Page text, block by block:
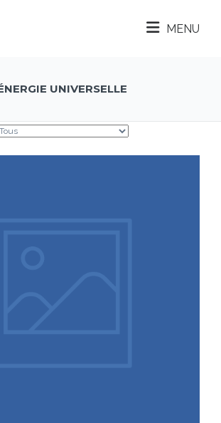
MENU
UNIVERSELLE